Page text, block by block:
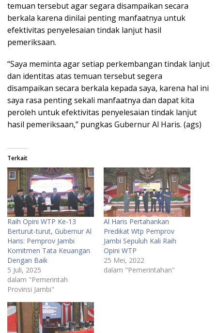
temuan tersebut agar segara disampaikan secara
berkala karena dinilai penting manfaatnya untuk
efektivitas penyelesaian tindak lanjut hasil
pemeriksaan.
“Saya meminta agar setiap perkembangan tindak lanjut
dan identitas atas temuan tersebut segera
disampaikan secara berkala kepada saya, karena hal ini
saya rasa penting sekali manfaatnya dan dapat kita
peroleh untuk efektivitas penyelesaian tindak lanjut
hasil pemeriksaan,” pungkas Gubernur Al Haris. (ags)
Terkait
Raih Opini WTP Ke-13
Berturut-turut, Gubernur Al
Haris: Pemprov Jambi
Komitmen Tata Keuangan
Dengan Baik
5 Juli, 2025
dalam "Pemerintah
Provinsi Jambi"
Al Haris Pertahankan
Predikat Wtp Pemprov
Jambi Sepuluh Kali Raih
Opini WTP
25 Mei, 2022
dalam "Pemerintahan"